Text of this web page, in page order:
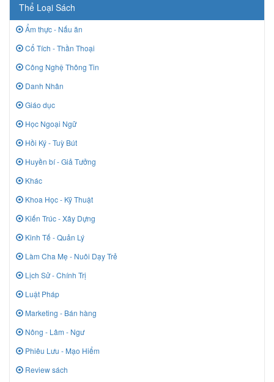
Thể Loại Sách
Ẩm thực - Nấu ăn
Cổ Tích - Thần Thoại
Công Nghệ Thông Tin
Danh Nhân
Giáo dục
Học Ngoại Ngữ
Hồi Ký - Tuỳ Bút
Huyền bí - Giả Tưởng
Khác
Khoa Học - Kỹ Thuật
Kiến Trúc - Xây Dựng
Kinh Tế - Quản Lý
Làm Cha Mẹ - Nuôi Dạy Trẻ
Lịch Sử - Chính Trị
Luật Pháp
Marketing - Bán hàng
Nông - Lâm - Ngư
Phiêu Lưu - Mạo Hiểm
Review sách